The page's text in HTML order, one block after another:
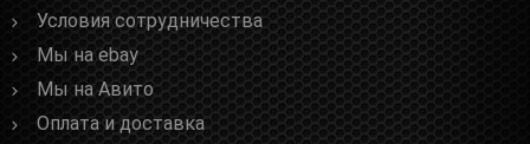
Условия сотрудничества
Мы на ebay
Мы на Авито
Оплата и доставка